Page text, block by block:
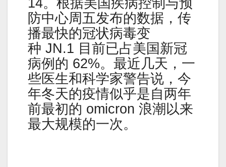
防中心周五发布的数据，传
播最快的冠状病毒变
种 JN.1 目前已占美国新冠
病例的 62%。最近几天，一
些医生和科学家警告说，今
年冬天的疫情似乎是自两年
前最初的 omicron 浪潮以来
最大规模的一次。